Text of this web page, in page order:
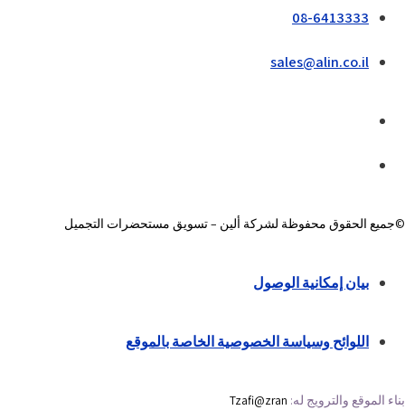
08-6413333
sales@alin.co.il
©جميع الحقوق محفوظة لشركة ألين – تسويق مستحضرات التجميل
بيان إمكانية الوصول
اللوائح وسياسة الخصوصية الخاصة بالموقع
بناء الموقع والترويج له: Tzafi@zran